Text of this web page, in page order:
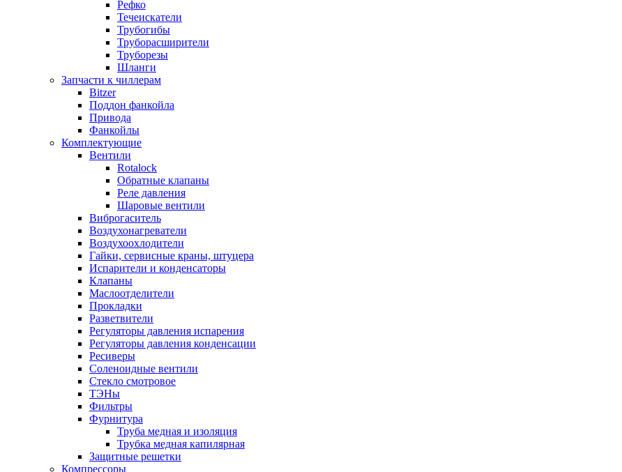
Рефко
Течеискатели
Трубогибы
Труборасширители
Труборезы
Шланги
Запчасти к чиллерам
Bitzer
Поддон фанкойла
Привода
Фанкойлы
Комплектующие
Вентили
Rotalock
Обратные клапаны
Реле давления
Шаровые вентили
Виброгаситель
Воздухонагреватели
Воздухоохлодители
Гайки, сервисные краны, штуцера
Испарители и конденсаторы
Клапаны
Маслоотделители
Прокладки
Разветвители
Регуляторы давления испарения
Регуляторы давления конденсации
Ресиверы
Соленоидные вентили
Стекло смотровое
ТЭНы
Фильтры
Фурнитура
Труба медная и изоляция
Трубка медная капилярная
Защитные решетки
Компрессоры